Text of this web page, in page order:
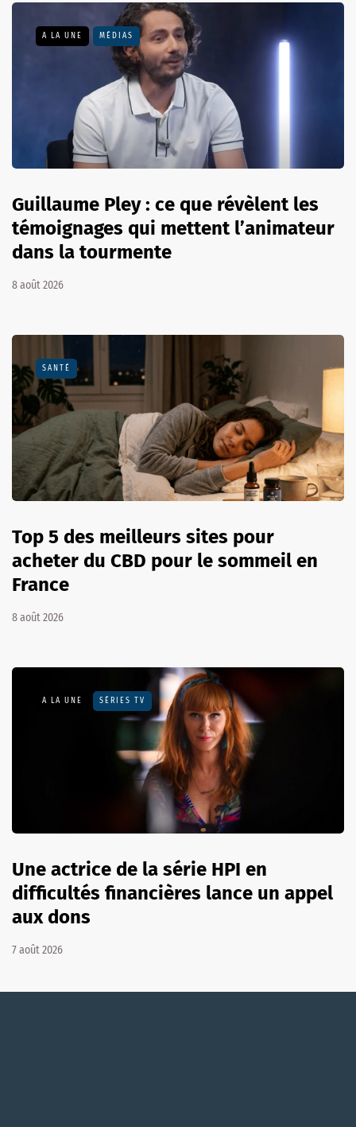
A LA UNE MÉDIAS
Guillaume Pley : ce que révèlent les
témoignages qui mettent l’animateur
dans la tourmente
8 août 2026
SANTÉ
Top 5 des meilleurs sites pour
acheter du CBD pour le sommeil en
France
8 août 2026
A LA UNE SÉRIES TV
Une actrice de la série HPI en
difficultés financières lance un appel
aux dons
7 août 2026